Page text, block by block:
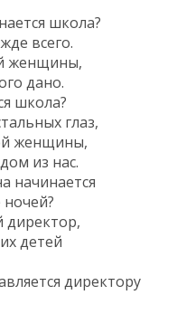
школа?
всего.
женщины,
дано.
школа?
глаз,
женщины,
из нас.
начинается
ночей?
директор,
детей
директору